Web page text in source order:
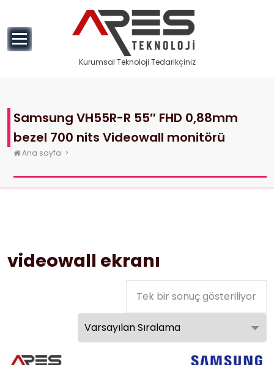
Kurumsal Teknoloji Tedarikçiniz
Samsung VH55R-R 55″ FHD 0,88mm
bezel 700 nits Videowall monitörü
Ana sayfa >
videowall ekranı
Tek bir sonuç gösteriliyor